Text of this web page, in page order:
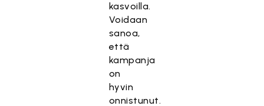
kasvoilla.
Voidaan
sanoa,
että
kampanja
on
hyvin
onnistunut.
T
ä
m
ä
s
i
s